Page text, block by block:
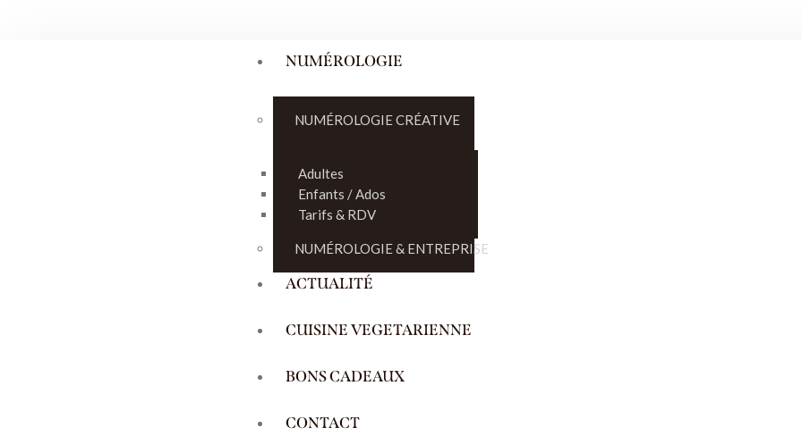
NUMÉROLOGIE
NUMÉROLOGIE CRÉATIVE
Adultes
Enfants / Ados
Tarifs & RDV
NUMÉROLOGIE & ENTREPRISE
ACTUALITÉ
CUISINE VEGETARIENNE
BONS CADEAUX
CONTACT